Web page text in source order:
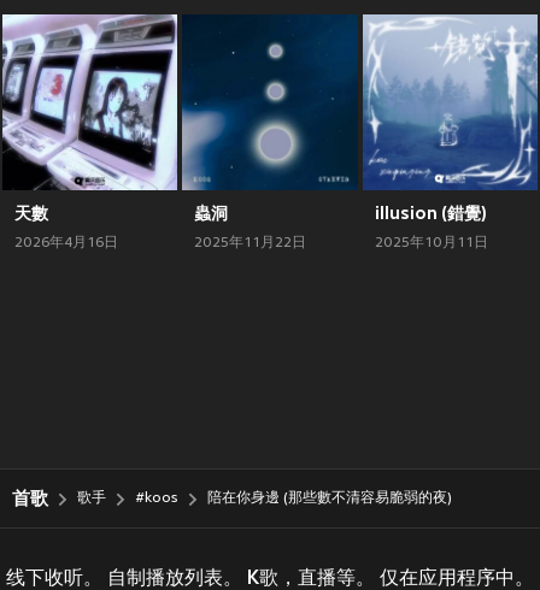
天數
2026年4月16日
蟲洞
2025年11月22日
illusion (錯覺)
2025年10月11日
首歌 歌手 #koos 陪在你身邊 (那些數不清容易脆弱的夜)
线下收听。 自制播放列表。 K歌，直播等。 仅在应用程序中。